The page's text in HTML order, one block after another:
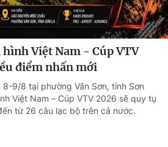
Việt Nam - Cúp VTV
điểm nhấn mới
9/8 tại phường Vân Sơn, tỉnh Sơn
Việt Nam – Cúp VTV 2026 sẽ quy tụ
từ 26 câu lạc bộ trên cả nước.